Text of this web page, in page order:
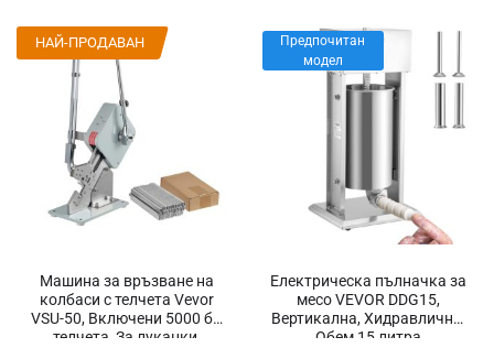
Машина за връзване на
колбаси с телчета Vevor
VSU-50, Включени 5000 бр
телчета, За луканки,
НАЙ-ПРОДАВАН
Електрическа пълначка за
месо VEVOR DDG15,
Вертикална, Хидравлична,
Обем 15 литра
Предпочитан
модел